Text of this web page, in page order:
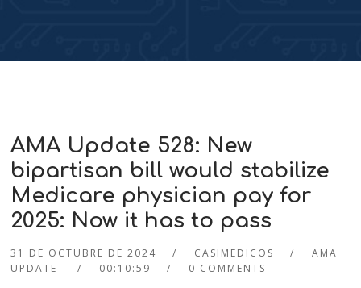
AMA Update 528: New
bipartisan bill would stabilize
Medicare physician pay for
2025: Now it has to pass
31 DE OCTUBRE DE 2024 CASIMEDICOS
AMA
UPDATE
00:10:59 0 COMMENTS